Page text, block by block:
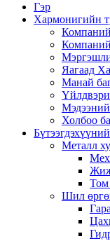
Гэр
Хармонигийн
Яагаад
Манай
Холбоо
Металл
Том
Шил